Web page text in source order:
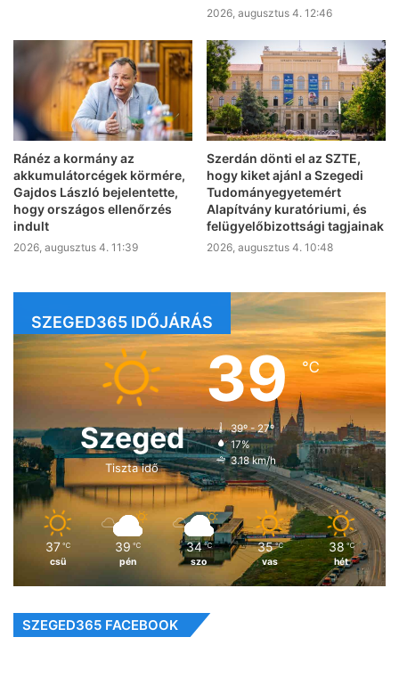
2026, augusztus 4. 12:46
Ránéz a kormány az
akkumulátorcégek körmére,
Gajdos László bejelentette,
hogy országos ellenőrzés
indult
2026, augusztus 4. 11:39
Szerdán dönti el az SZTE,
hogy kiket ajánl a Szegedi
Tudományegyetemért
Alapítvány kuratóriumi, és
felügyelőbizottsági tagjainak
2026, augusztus 4. 10:48
SZEGED365 IDŐJÁRÁS
Szeged
Tiszta idő
39℃
39º - 27º
17%
3.18 km/h
37 ℃
csü
39 ℃
pén
34 ℃
szo
35 ℃
vas
38 ℃
hét
SZEGED365 FACEBOOK